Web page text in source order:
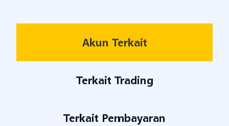
Akun Terkait
Terkait Trading
Terkait Pembayaran